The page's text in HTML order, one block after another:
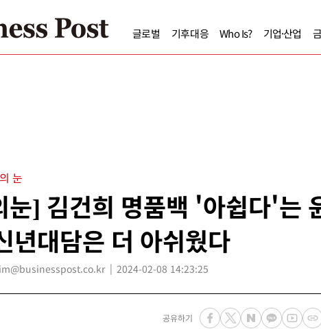
글로벌 기후대응 Who Is? 기업·산업
눈
눈] 김건희 명품백 '아쉽다'는
년대담은 더 아쉬웠다
2024-02-08 14:23:25
공유하기